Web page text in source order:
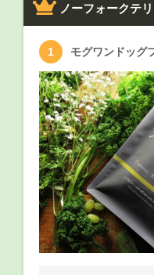
ノーフォークテ
モグワンドッグ